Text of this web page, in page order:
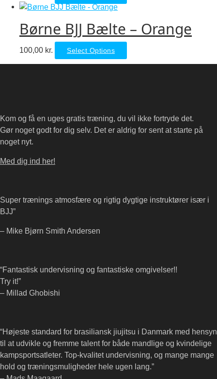
chosen
on
the
product
product
multiple
variants.
options
the
product
Børne BJJ Bælte – Orange
100,00 kr. Select Options
product
options
may
page
Kom og få en uges gratis træning, du vil ikke fortryde det.
Gør noget godt for dig selv. Det er aldrig for sent at starte på
noget nyt.
Med dig ind her!
Super trænings atmosfære og rigtig dygtige instruktører især i
BJJ”
– Mike Bjørn Smith Andersen
“Fantastisk undervisning og fantastiske omgivelser!!
Try it!”
– Millad Ghobishi
“Højeste standard for brasiliansk jiujitsu i Danmark med hensyn
til at udvikle og fremme talent for både mandlige og kvindelige
kampsportsatleter. Top-kvalitet undervisning, og mange mange
hold og træningsmuligheder hele ugen lang.”